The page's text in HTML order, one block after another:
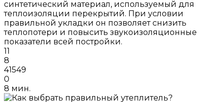
синтетический материал, используемый для
теплоизоляции перекрытий. При условии
правильной укладки он позволяет снизить
теплопотери и повысить звукоизоляционные
показатели всей постройки.
11
8
41549
0
8 мин.